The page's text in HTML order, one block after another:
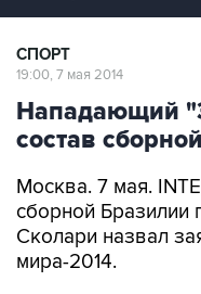
СПОРТ
19:00, 7 мая 2014
Нападающий
состав
Москва. 7 мая.
сборной Бразилии
Сколари назвал
мира-2014.